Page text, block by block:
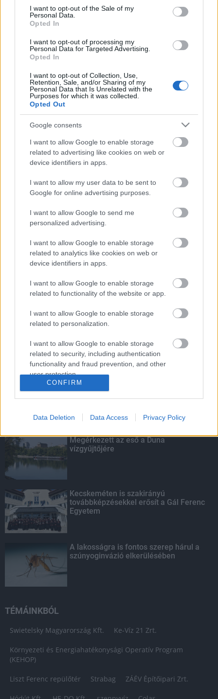
consent section.
I want to opt-out of the Sale of my
Personal Data.
Opted In
I want to opt-out of processing my
Personal Data for Targeted Advertising.
Opted In
I want to opt-out of Collection, Use,
Retention, Sale, and/or Sharing of my
Personal Data that Is Unrelated with the
Purposes for which it was collected.
Opted Out
Google consents
I want to allow Google to enable storage
related to advertising like cookies on web or
device identifiers in apps.
I want to allow my user data to be sent to
Google for online advertising purposes.
I want to allow Google to send me
personalized advertising.
I want to allow Google to enable storage
related to analytics like cookies on web or
device identifiers in apps.
I want to allow Google to enable storage
related to functionality of the website or app.
I want to allow Google to enable storage
related to personalization.
I want to allow Google to enable storage
related to security, including authentication
functionality and fraud prevention, and other
user protection.
CONFIRM
Data Deletion Data Access Privacy Policy
szúnyoginvázió elkerülésében
Országos hírek
TÚLFOGYASZTÁS NAPJA - JÚLIUS 30-RA
FELHASZNÁLTA AZ EMBERISÉG A FÖLD EGÉSZ
ÉVRE ELEGENDŐ ERŐFORRÁSAIT
HIRDETÉS
HIRDETÉS
Indul a diákok pénzügyi ismereteit
erősítő Pénz7 programsorozat
gyorsabb és biztonságosabb lett a vasút
Több mint 40 helyszínen dolgozik
fennakadás nélkül a Híd-csoport
KIEMELT
Megérkezett az eső a Duna
vízgyűjtőjére
Kecskeméten is szakirányú
továbbképzésekkel erősít a Gál Ferenc
Egyetem
A lakosságra is fontos szerep hárul a
szúnyoginvázió elkerülésében
TÉMÁINKBÓL
Swietelsky Magyarország Kft. Ke-Víz 21 Zrt.
Környezeti és Energiahatékonysági Operatív Program
(KEHOP)
Liszt Ferenc repülőtér Strabag ZÁÉV Építőipari Zrt.